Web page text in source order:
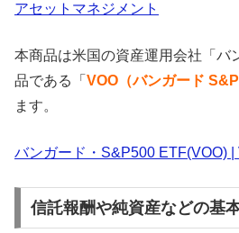
アセットマネジメント
本商品は米国の資産運用会社「バ
品である「 VOO（バンガード
ます。
バンガード・S&P500 ETF(VOO) |
信託報酬や純資産などの基